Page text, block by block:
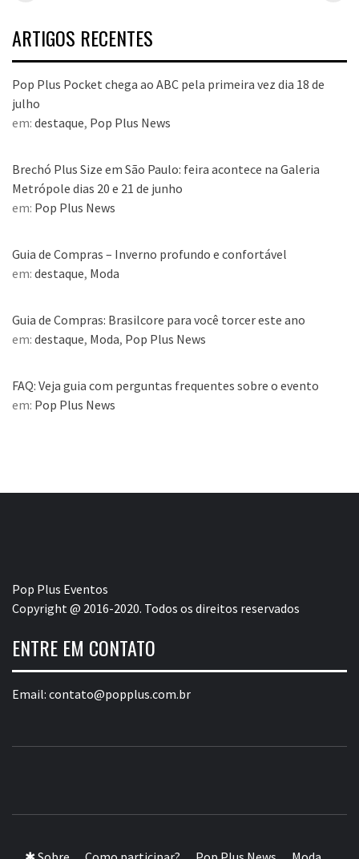
ARTIGOS RECENTES
Pop Plus Pocket chega ao ABC pela primeira vez dia 18 de
julho
em: destaque, Pop Plus News
Brechó Plus Size em São Paulo: feira acontece na Galeria
Metrópole dias 20 e 21 de junho
em: Pop Plus News
Guia de Compras – Inverno profundo e confortável
em: destaque, Moda
Guia de Compras: Brasilcore para você torcer este ano
em: destaque, Moda, Pop Plus News
FAQ: Veja guia com perguntas frequentes sobre o evento
em: Pop Plus News
Pop Plus Eventos
Copyright @ 2016-2020. Todos os direitos reservados
ENTRE EM CONTATO
Email: contato@popplus.com.br